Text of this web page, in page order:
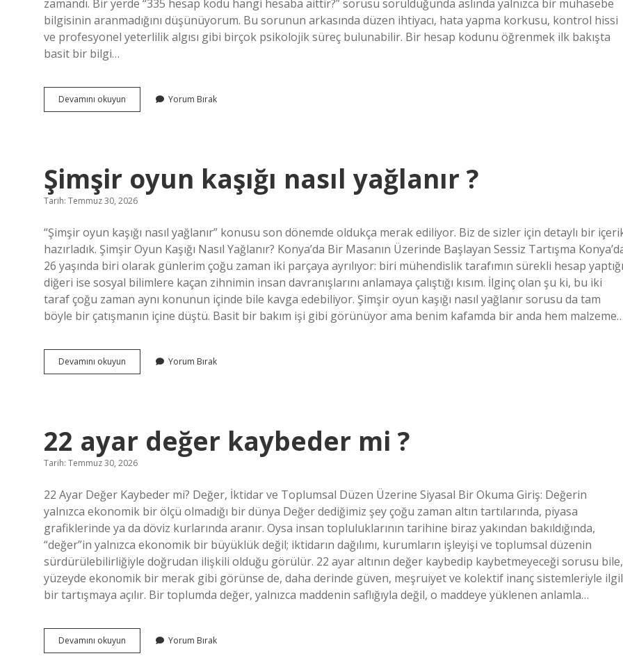
zamandı. Bir yerde “335 hesap kodu hangi hesaba aittir?” sorusu sorulduğunda aslında yalnızca bir muhasebe
bilgisinin aranmadığını düşünüyorum. Bu sorunun arkasında düzen ihtiyacı, hata yapma korkusu, kontrol hissi
ve profesyonel yeterlilik algısı gibi birçok psikolojik süreç bulunabilir. Bir hesap kodunu öğrenmek ilk bakışta
basit bir bilgi…
Devamını okuyun
hesap
Yorum Bırak
Şimşir oyun kaşığı nasıl yağlanır ?
Tarih: Temmuz 30, 2026
“Şimşir oyun kaşığı nasıl yağlanır” konusu son dönemde oldukça merak ediliyor. Biz de sizler için detaylı bir
hazırladık. Şimşir Oyun Kaşığı Nasıl Yağlanır? Konya’da Bir Masanın Üzerinde Başlayan Sessiz Tartışma
26 yaşında biri olarak günlerim çoğu zaman iki parçaya ayrılıyor: biri mühendislik tarafımın sürekli hesap
diğeri ise sosyal bilimlere kaçan zihnimin insan davranışlarını anlamaya çalıştığı kısım. İlginç olan şu ki, bu iki
taraf çoğu zaman aynı konunun içinde bile kavga edebiliyor. Şimşir oyun kaşığı nasıl yağlanır sorusu da tam
böyle bir çatışmanın içine düştü. Basit bir bakım işi gibi görünüyor ama benim kafamda bir anda hem
Devamını okuyun
oyun
Yorum Bırak
22 ayar değer kaybeder mi ?
Tarih: Temmuz 30, 2026
22 Ayar Değer Kaybeder mi? Değer, İktidar ve Toplumsal Düzen Üzerine Siyasal Bir Okuma Giriş: Değerin
yalnızca ekonomik bir ölçü olmadığı bir dünya Değer dediğimiz şey çoğu zaman altın tartılarında, piyasa
grafiklerinde ya da döviz kurlarında aranır. Oysa insan topluluklarının tarihine biraz yakından bakıldığında,
“değer”in yalnızca ekonomik bir büyüklük değil; iktidarın dağılımı, kurumların işleyişi ve toplumsal düzenin
sürdürülebilirliğiyle doğrudan ilişkili olduğu görülür. 22 ayar altının değer kaybedip kaybetmeyeceği sorusu bile,
yüzeyde ekonomik bir merak gibi görünse de, daha derinde güven, meşruiyet ve kolektif inanç sistemleriyle
bir tartışmaya açılır. Bir toplumda değer, yalnızca maddenin saflığıyla değil, o maddeye yüklenen anlamla…
Devamını okuyun
ayar
Yorum Bırak